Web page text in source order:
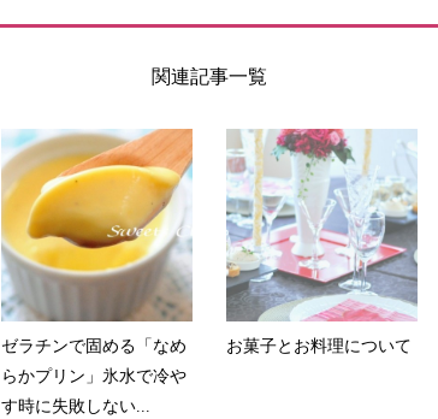
関連記事一覧
ゼラチンで固める「なめ
らかプリン」氷水で冷や
す時に失敗しない...
お菓子とお料理について